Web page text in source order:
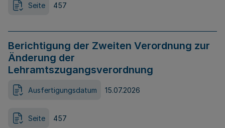
Seite 457
Berichtigung der Zweiten Verordnung zur
Änderung der
Lehramtszugangsverordnung
Ausfertigungsdatum 15.07.2026
Seite 457